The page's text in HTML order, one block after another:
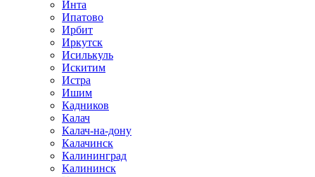
Инта
Ипатово
Ирбит
Иркутск
Исилькуль
Искитим
Истра
Ишим
Кадников
Калач
Калач-на-дону
Калачинск
Калининград
Калининск